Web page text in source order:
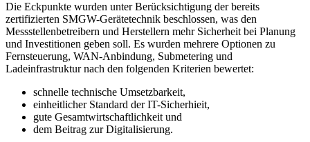
Die Eckpunkte wurden unter Berücksichtigung der bereits
zertifizierten SMGW-Gerätetechnik beschlossen, was den
Messstellenbetreibern und Herstellern mehr Sicherheit bei Planung
und Investitionen geben soll. Es wurden mehrere Optionen zu
Fernsteuerung, WAN-Anbindung, Submetering und
Ladeinfrastruktur nach den folgenden Kriterien bewertet:
schnelle technische Umsetzbarkeit,
einheitlicher Standard der IT-Sicherhieit,
gute Gesamtwirtschaftlichkeit und
dem Beitrag zur Digitalisierung.